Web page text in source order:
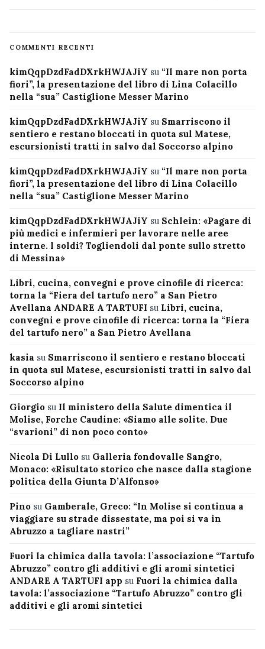
COMMENTI RECENTI
kimQqpDzdFadDXrkHWJAJiY su “Il mare non porta
fiori”, la presentazione del libro di Lina Colacillo
nella “sua” Castiglione Messer Marino
kimQqpDzdFadDXrkHWJAJiY su Smarriscono il
sentiero e restano bloccati in quota sul Matese,
escursionisti tratti in salvo dal Soccorso alpino
kimQqpDzdFadDXrkHWJAJiY su “Il mare non porta
fiori”, la presentazione del libro di Lina Colacillo
nella “sua” Castiglione Messer Marino
kimQqpDzdFadDXrkHWJAJiY su Schlein: «Pagare di
più medici e infermieri per lavorare nelle aree
interne. I soldi? Togliendoli dal ponte sullo stretto
di Messina»
Libri, cucina, convegni e prove cinofile di ricerca:
torna la “Fiera del tartufo nero” a San Pietro
Avellana ANDARE A TARTUFI su Libri, cucina,
convegni e prove cinofile di ricerca: torna la “Fiera
del tartufo nero” a San Pietro Avellana
kasia su Smarriscono il sentiero e restano bloccati
in quota sul Matese, escursionisti tratti in salvo dal
Soccorso alpino
Giorgio su Il ministero della Salute dimentica il
Molise, Forche Caudine: «Siamo alle solite. Due
“svarioni” di non poco conto»
Nicola Di Lullo su Galleria fondovalle Sangro,
Monaco: «Risultato storico che nasce dalla stagione
politica della Giunta D’Alfonso»
Pino su Gamberale, Greco: “In Molise si continua a
viaggiare su strade dissestate, ma poi si va in
Abruzzo a tagliare nastri”
Fuori la chimica dalla tavola: l’associazione “Tartufo
Abruzzo” contro gli additivi e gli aromi sintetici
ANDARE A TARTUFI app su Fuori la chimica dalla
tavola: l’associazione “Tartufo Abruzzo” contro gli
additivi e gli aromi sintetici